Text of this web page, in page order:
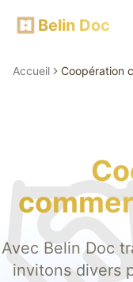
Belin Doc
Accueil Coopération
Avec Belin Doc
invitons divers